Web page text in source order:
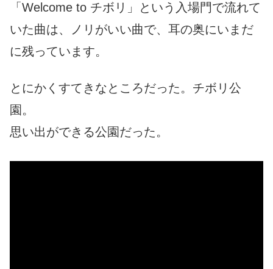
「Welcome to チボリ」という入場門で流れて
いた曲は、ノリがいい曲で、耳の奥にいまだ
に残っています。
とにかくすてきなところだった。チボリ公
園。
思い出ができる公園だった。